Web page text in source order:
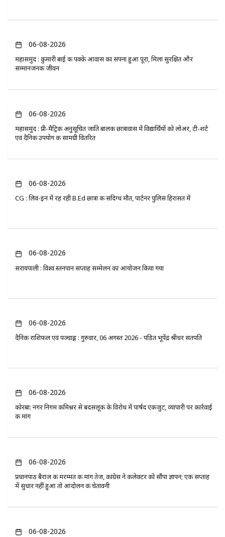
06-08-2026
महासमुंद : कुमारी बाई की पक्के आवास का सपना हुआ पूरा, मिला सुरक्षित और
सम्मानजनक जीवन
06-08-2026
महासमुंद : प्री-मैट्रिक अनुसूचित जाति बालक छात्रावास में विद्यार्थियों को लोअर, टी-शर्ट
एवं दैनिक उपयोग की सामग्री वितरित
06-08-2026
CG : लिव-इन में रह रही B.Ed छात्रा की संदिग्ध मौत, पार्टनर पुलिस हिरासत में
06-08-2026
सरायपाली : विश्व स्तनपान सप्ताह सम्मेलन का आयोजन किया गया
06-08-2026
दैनिक राशिफल एवं पञ्चाङ्ग : गुरुवार, 06 अगस्त 2026 - पंडित भूपेंद्र श्रीधर सतपति
06-08-2026
कोरबा: नगर निगम कमिश्नर से बदसलूकी के विरोध में पार्षद एकजुट, व्यापारी पर कार्रवाई
की मांग
06-08-2026
प्रधानपाठ बैराज की मरम्मत की मांग तेज, कांग्रेस ने कलेक्टर को सौंपा ज्ञापन; एक सप्ताह
में सुधार नहीं हुआ तो आंदोलन की चेतावनी
06-08-2026